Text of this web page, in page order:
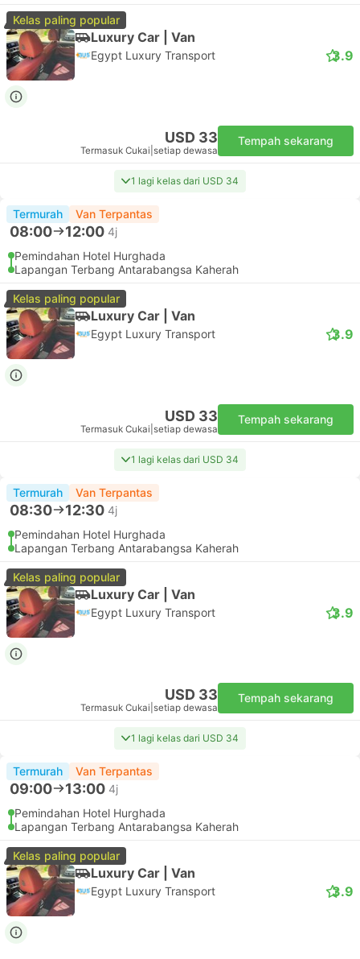
Kelas paling popular
Luxury Car | Van
Egypt Luxury Transport 3.9
USD 33
Termasuk Cukai setiap dewasa
Tempah sekarang
1 lagi kelas dari USD 34
Termurah Van Terpantas
08:00 12:00 4j
Pemindahan Hotel Hurghada
Lapangan Terbang Antarabangsa Kaherah
Kelas paling popular
Luxury Car | Van
Egypt Luxury Transport 3.9
USD 33
Termasuk Cukai setiap dewasa
Tempah sekarang
1 lagi kelas dari USD 34
Termurah Van Terpantas
08:30 12:30 4j
Pemindahan Hotel Hurghada
Lapangan Terbang Antarabangsa Kaherah
Kelas paling popular
Luxury Car | Van
Egypt Luxury Transport 3.9
USD 33
Termasuk Cukai setiap dewasa
Tempah sekarang
1 lagi kelas dari USD 34
Termurah Van Terpantas
09:00 13:00 4j
Pemindahan Hotel Hurghada
Lapangan Terbang Antarabangsa Kaherah
Kelas paling popular
Luxury Car | Van
Egypt Luxury Transport 3.9